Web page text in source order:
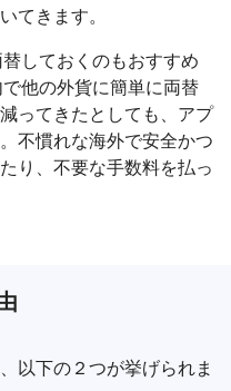
てきます。
しておくのもおすすめ
他の外貨に簡単に両替
ってきたとしても、アプ
不慣れな海外で安全かつ
り、不要な手数料を払っ
以下の２つが挙げられま